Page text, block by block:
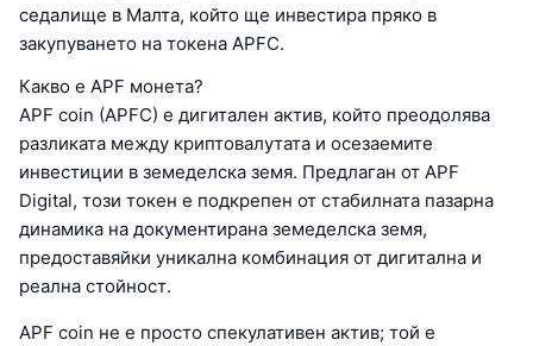
седалище в Малта, който ще инвестира пряко в
закупуването на токена APFC.
Какво е APF монета?
APF coin (APFC) е дигитален актив, който преодолява
разликата между криптовалутата и осезаемите
инвестиции в земеделска земя. Предлаган от APF
Digital, този токен е подкрепен от стабилната пазарна
динамика на документирана земеделска земя,
предоставяйки уникална комбинация от дигитална и
реална стойност.
APF coin не е просто спекулативен актив; той е